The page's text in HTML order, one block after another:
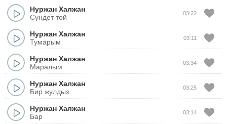
Нуржан Халжан
Сундет той
03:22
Нуржан Халжан
Тумарым
03:11
Нуржан Халжан
Маралым
03:34
Нуржан Халжан
Бир жулдыз
03:25
Нуржан Халжан
Бар
03:14